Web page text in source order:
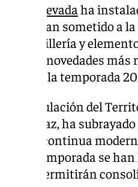
Sierra Nevadaha
que se han sometido a
tornillería y
de las novedades
en la temporada
Articulación del
, Rocío Díaz, ha
de continua
esta temporada se
que le permitirán